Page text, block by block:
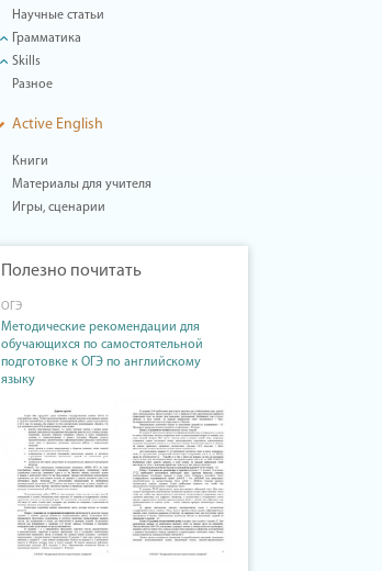
Научные статьи
Грамматика
Skills
Разное
Active English
Книги
Материалы для учителя
Игры, сценарии
Полезно почитать
ОГЭ
Методические рекомендации для
обучающихся по самостоятельной
подготовке к ОГЭ по английскому
языку